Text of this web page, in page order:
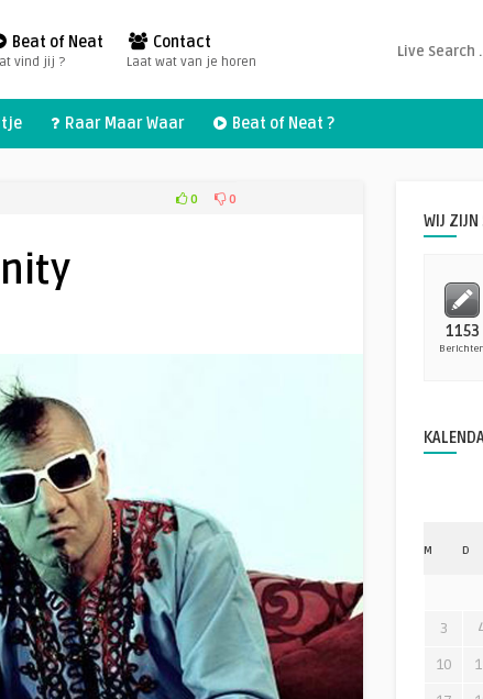
Beat of Neat
vind jij ?
Contact
Laat wat van je horen
Raar Maar Waar Beat of Neat ?
0 0
WIJ ZIJN
1153
Berichten
M D
3
10